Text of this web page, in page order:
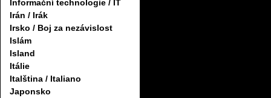
Informační technologie / IT
Irán / Irák
Irsko / Boj za nezávislost
Islám
Island
Itálie
Italština / Italiano
Japonsko